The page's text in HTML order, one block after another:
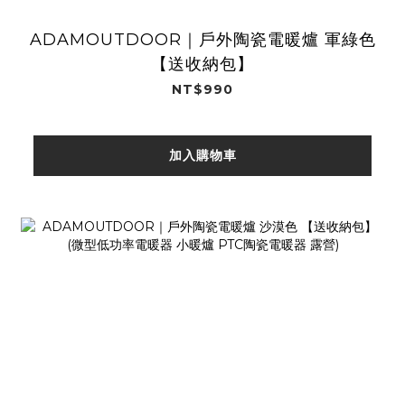
ADAMOUTDOOR｜戶外陶瓷電暖爐 軍綠色
【送收納包】
NT$990
加入購物車